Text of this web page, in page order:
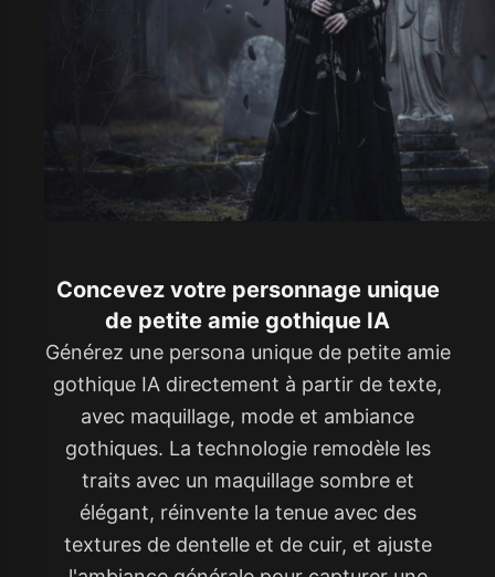
Concevez votre personnage unique
de petite amie gothique IA
Générez une persona unique de petite amie
gothique IA directement à partir de texte,
avec maquillage, mode et ambiance
gothiques. La technologie remodèle les
traits avec un maquillage sombre et
élégant, réinvente la tenue avec des
textures de dentelle et de cuir, et ajuste